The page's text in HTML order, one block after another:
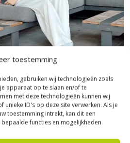
toestemming
gebruiken wij technologieën zoals
apparaat op te slaan en/of te
met deze technologieën kunnen wij
unieke ID's op deze site verwerken. Als je
toestemming intrekt, kan dit een
functies en mogelijkheden.
team.
Centre XXL
assortiment vind je in het